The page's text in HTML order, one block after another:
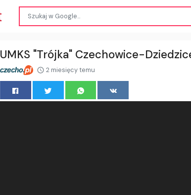
UMKS "Trójka" Czechowice-
2 miesięcy temu